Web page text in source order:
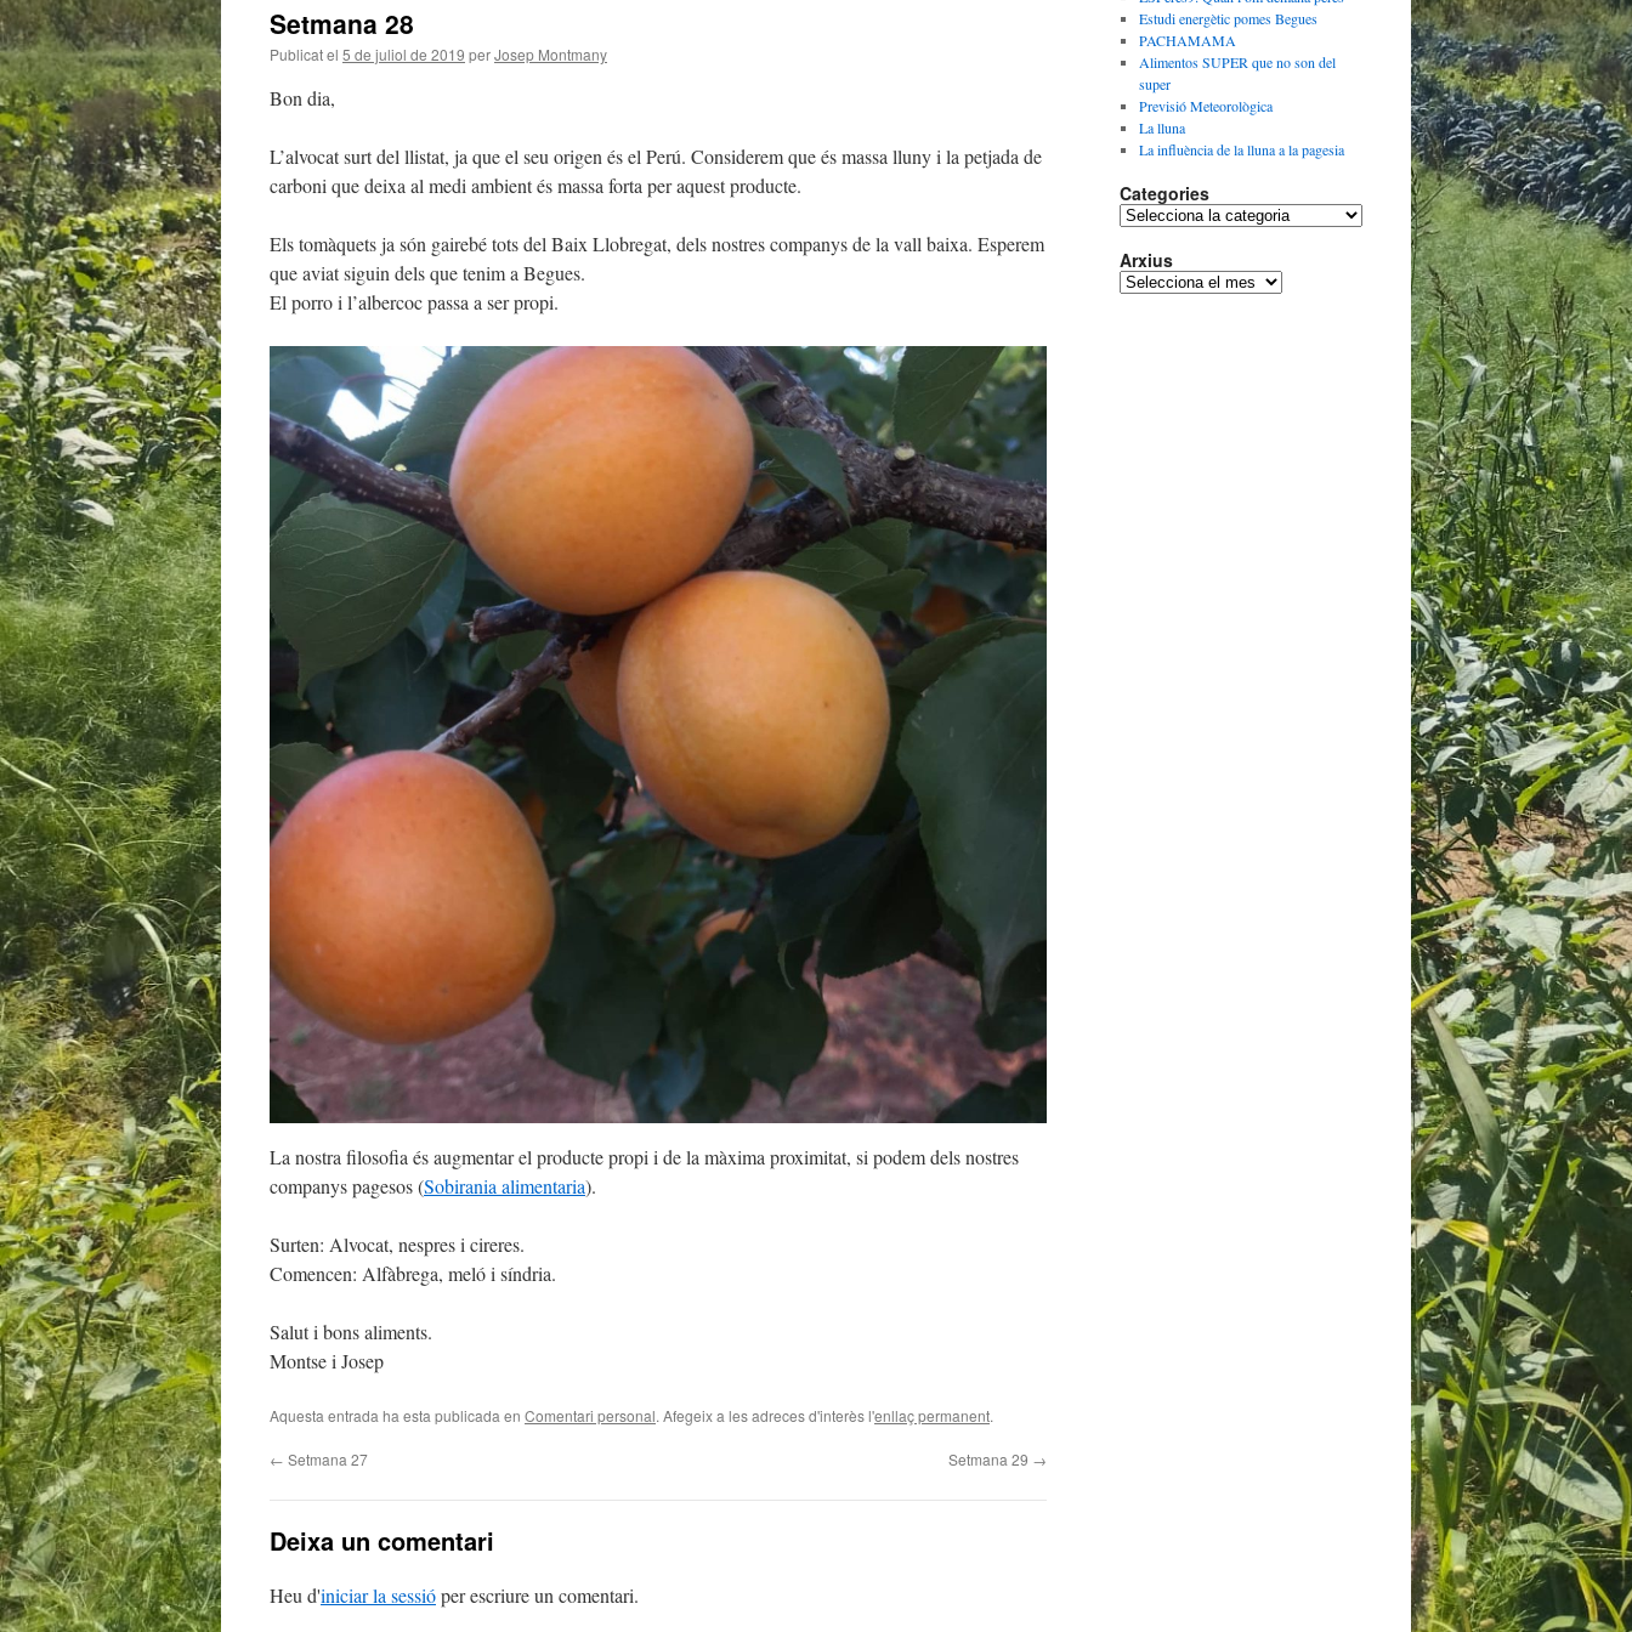
Setmana 28
Publicat el 5 de juliol de 2019 perJosep Montmany
Bon dia,
L’alvocat surt del llistat, ja que el seu origen és el Perú. Considerem que és massa lluny i la petjada de
carboni que deixa al medi ambient és massa forta per aquest producte.
Els tomàquets ja són gairebé tots del Baix Llobregat, dels nostres companys de la vall baixa. Esperem
que aviat siguin dels que tenim a Begues.
El porro i l’albercoc passa a ser propi.
La nostra filosofia és augmentar el producte propi i de la màxima proximitat, si podem dels nostres
companys pagesos (Sobirania alimentaria).
Surten: Alvocat, nespres i cireres.
Comencen: Alfàbrega, meló i sí­ndria.
Salut i bons aliments.
Montse i Josep
Aquesta entrada ha esta publicada en Comentari personal. Afegeix a les adreces d'interès l'enllaç permanent.
← Setmana 27 Setmana 29 →
Deixa un comentari
Heu d'iniciar la sessióper escriure un comentari.
Estudi energètic pomes Begues
PACHAMAMA
Alimentos SUPER que no son del
super
Previsió Meteorològica
La lluna
La influència de la lluna a la pagesia
Categories
Categories
Arxius
Arxius